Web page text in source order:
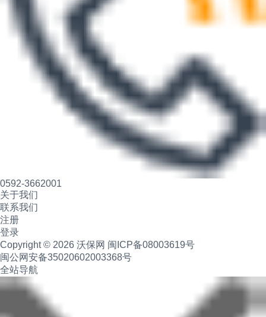
0592-3662001
关于我们
联系我们
注册
登录
Copyright © 2026 沃保网 闽ICP备08003619号
闽公网安备35020602003368号
全站导航